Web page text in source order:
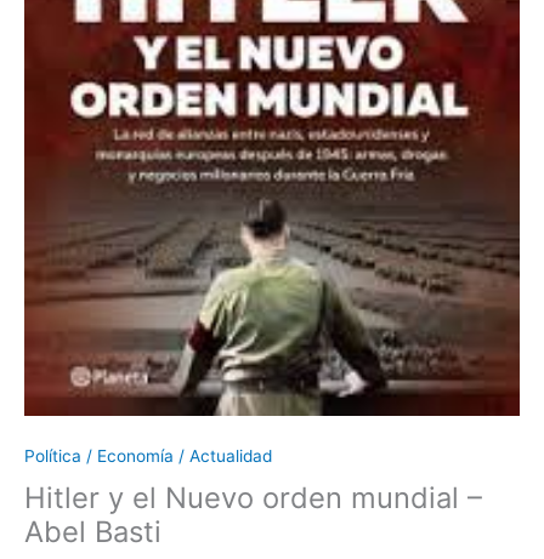
Política / Economía / Actualidad
Hitler y el Nuevo orden mundial –
Abel Basti